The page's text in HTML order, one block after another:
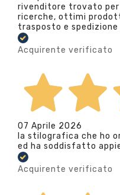
rivenditore trovato per
ricerche, ottimi
trasposto e
Acquirente verificato
07 Aprile 2026
la stilografica che ho
ed ha soddisfatto
Acquirente verificato